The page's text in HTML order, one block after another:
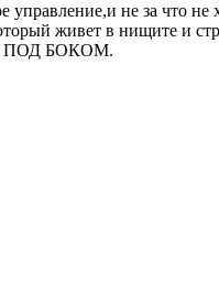
не за что не
который живет в
ПОД БОКОМ.